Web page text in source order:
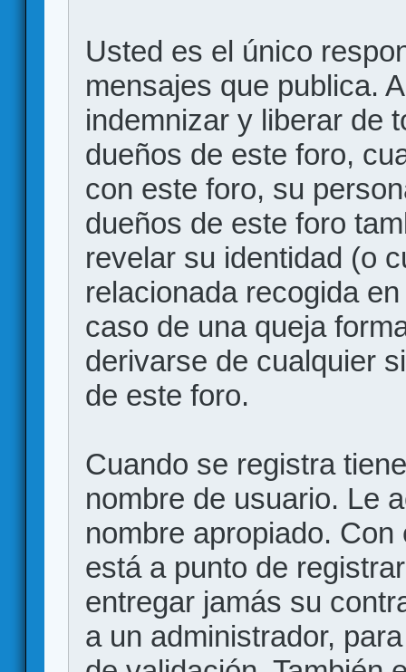
Usted es el único
mensajes que publica.
indemnizar y liberar de
dueños de este foro,
con este foro, su
dueños de este foro
revelar su identidad (o
relacionada recogida
caso de una queja
derivarse de cualquier
de este foro.
Cuando se registra
nombre de usuario. Le
nombre apropiado.
está a punto de
entregar jamás su
a un administrador,